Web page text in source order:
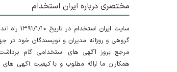
مختصری درباره ایران استخدام
سایت ایران
گروهی و روزانه مدیران و نویسندگان خود در
مرجع بروز آگهی های استخدامی گام
همکاران ما ارائه مطلوب و با کیفیت آگهی